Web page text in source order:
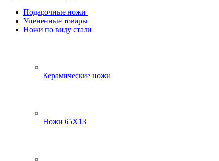
Подарочные ножи
Уцененные товары
Ножи по виду стали
Керамические ножи
Ножи 65Х13